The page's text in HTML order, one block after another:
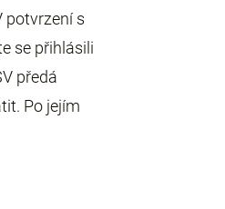
potvrzení s
se přihlásili
předá
Po jejím